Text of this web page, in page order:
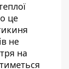
це
не
на